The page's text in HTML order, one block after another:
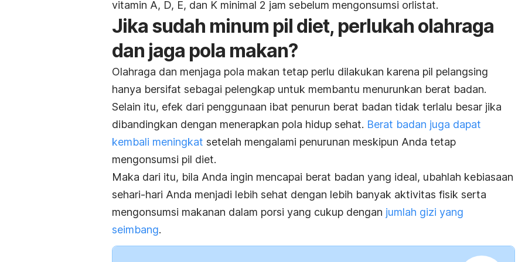
vitamin A, D, E, dan K minimal 2 jam sebelum mengonsumsi orlistat.
Jika sudah minum pil diet, perlukah olahraga
dan jaga pola makan?
Olahraga dan menjaga pola makan tetap perlu dilakukan karena pil pelangsing
hanya bersifat sebagai pelengkap untuk membantu menurunkan berat badan.
Selain itu, efek dari penggunaan ibat penurun berat badan tidak terlalu besar jika
dibandingkan dengan menerapkan pola hidup sehat. Berat badan juga dapat
kembali meningkat setelah mengalami penurunan meskipun Anda tetap
mengonsumsi pil diet.
Maka dari itu, bila Anda ingin mencapai berat badan yang ideal, ubahlah kebiasaan
sehari-hari Anda menjadi lebih sehat dengan lebih banyak aktivitas fisik serta
mengonsumsi makanan dalam porsi yang cukup dengan jumlah gizi yang
seimbang.